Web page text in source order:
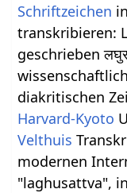
Schriftzeichen
transkribieren:
geschrieben
diakritischen
Harvard-Kyoto
Velthuis
modernen
"laghusattva",